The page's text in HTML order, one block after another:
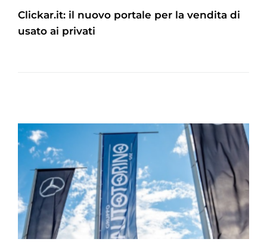
Clickar.it: il nuovo portale per la vendita di
usato ai privati